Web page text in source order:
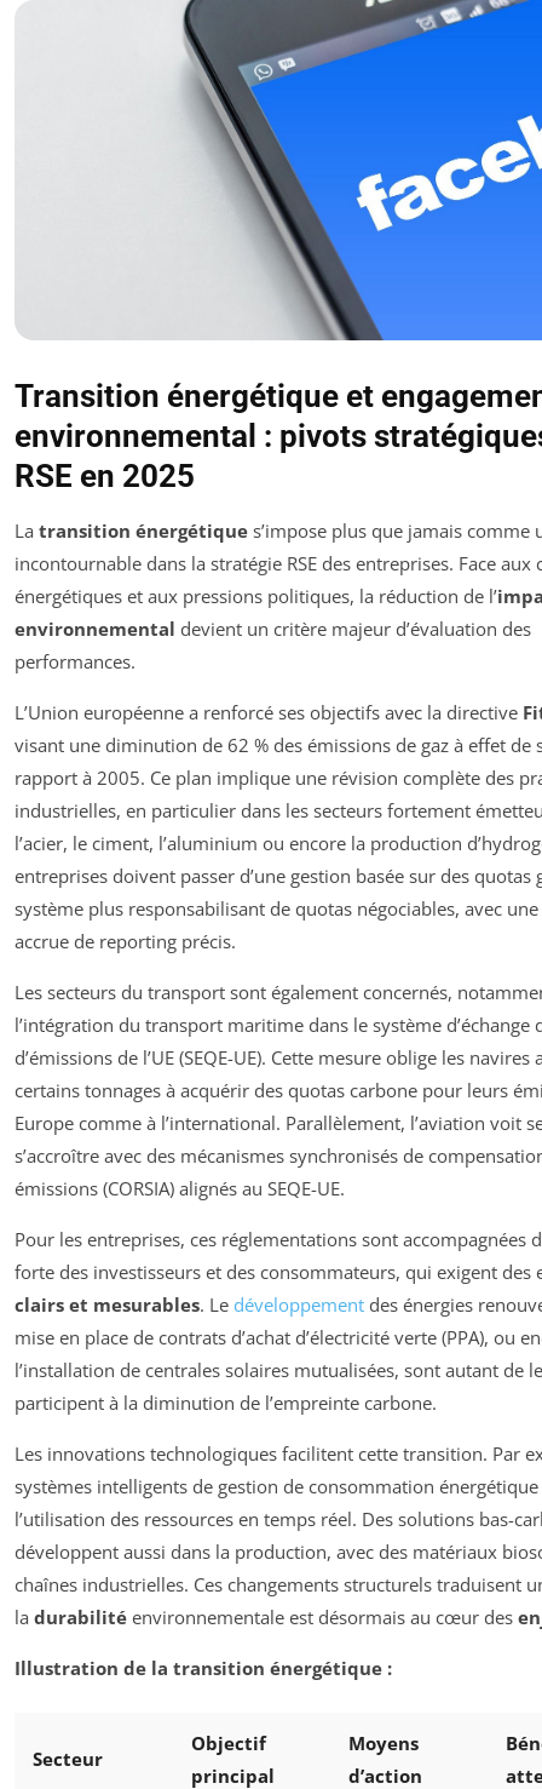
Transition énergétique et
environnemental : pivots
RSE en 2025
La transition énergétique s’impose plus que jamais comme
incontournable dans la stratégie RSE des entreprises. Face aux
énergétiques et aux pressions politiques, la réduction de l’
environnemental devient un critère majeur d’évaluation des
performances.
L’Union européenne a renforcé ses objectifs avec la directive
visant une diminution de 62 % des émissions de gaz à effet de
rapport à 2005. Ce plan implique une révision complète des
industrielles, en particulier dans les secteurs fortement
l’acier, le ciment, l’aluminium ou encore la production
entreprises doivent passer d’une gestion basée sur des quotas
système plus responsabilisant de quotas négociables, avec
accrue de reporting précis.
Les secteurs du transport sont également concernés,
l’intégration du transport maritime dans le système d’échange
d’émissions de l’UE (SEQE-UE). Cette mesure oblige les navires
certains tonnages à acquérir des quotas carbone pour leurs
Europe comme à l’international. Parallèlement, l’aviation voit
s’accroître avec des mécanismes synchronisés de
émissions (CORSIA) alignés au SEQE-UE.
Pour les entreprises, ces réglementations sont accompagnées
forte des investisseurs et des consommateurs, qui exigent des
clairs et mesurables. Le développement des énergies
mise en place de contrats d’achat d’électricité verte (PPA), ou
l’installation de centrales solaires mutualisées, sont autant de
participent à la diminution de l’empreinte carbone.
Les innovations technologiques facilitent cette transition. Par
systèmes intelligents de gestion de consommation
l’utilisation des ressources en temps réel. Des solutions bas-
développent aussi dans la production, avec des matériaux
chaînes industrielles. Ces changements structurels traduisent
la durabilité environnementale est désormais au cœur des
Illustration de la transition énergétique :
Secteur
Objectif
principal
Moyens
d’action